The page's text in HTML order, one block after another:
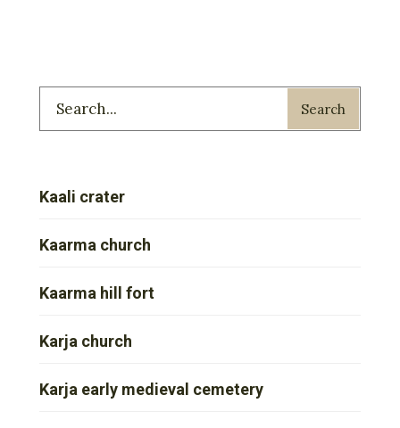
Search
Kaali crater
Kaarma church
Kaarma hill fort
Karja church
Karja early medieval cemetery